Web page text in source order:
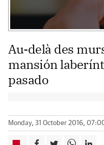
Au-delà des
mansión
pasado
Monday, 31 October 2016,